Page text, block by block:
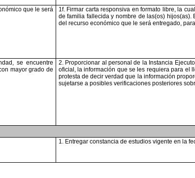
que le será
1f. Firmar carta responsiva en formato libre, la cual
de familia fallecida y nombre de las(os) hijos(as).
del recurso económico que le será entregado, para
se encuentre
mayor grado de
2. Proporcionar al personal de la Instancia
oficial, la información que se les requiera para el
protesta de decir verdad que la información
sujetarse a posibles verificaciones posteriores
1. Entregar constancia de estudios vigente en la